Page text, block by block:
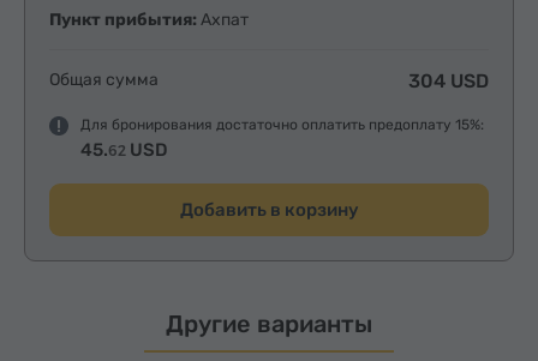
Пункт прибытия: Ахпат
Общая сумма 304 USD
Для бронирования достаточно оплатить предоплату 15%:
45.62 USD
Добавить в корзину
Другие варианты